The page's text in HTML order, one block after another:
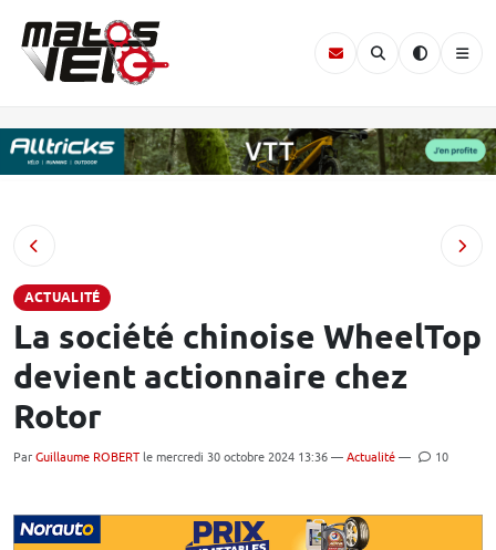
ACTUALITÉ
La société chinoise WheelTop
devient actionnaire chez
Rotor
Par Guillaume ROBERT le mercredi 30 octobre 2024 13:36 — Actualité — 10